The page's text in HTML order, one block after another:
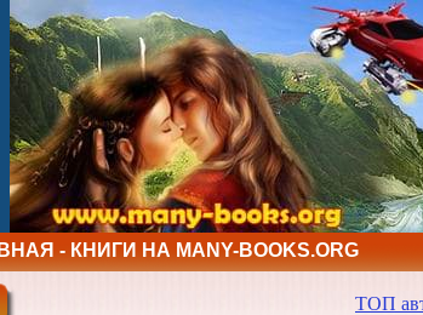
- КНИГИ НА MANY-BOOKS.ORG
ТОП